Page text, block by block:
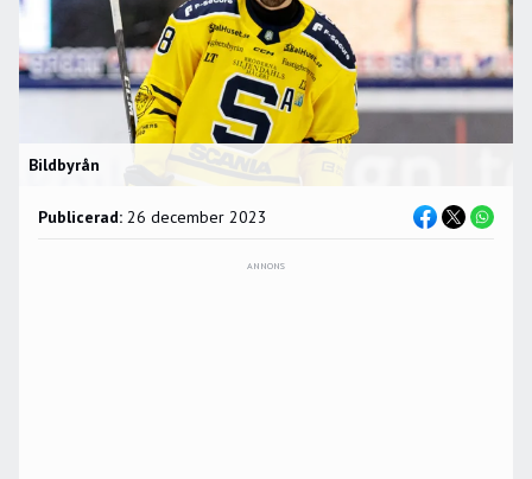
Bildbyrån
Publicerad: 26 december 2023
ANNONS